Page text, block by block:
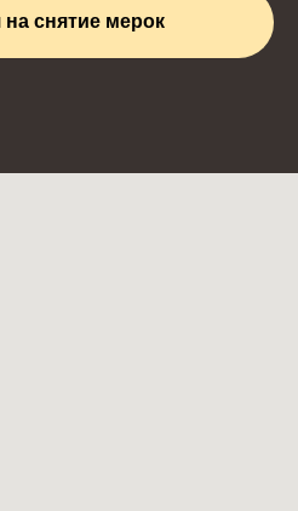
на снятие мерок